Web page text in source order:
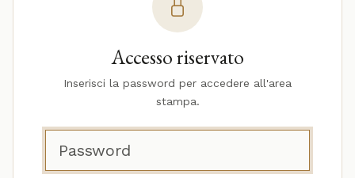
Accesso riservato
Inserisci la password per accedere all'area
stampa.